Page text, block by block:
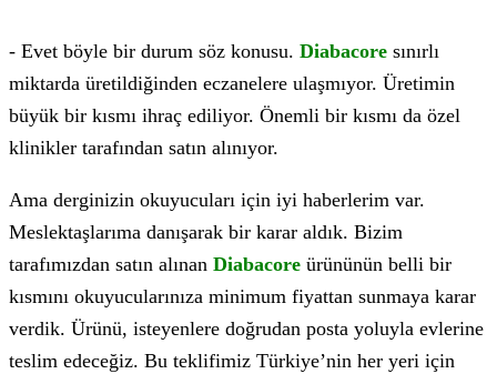
- Evet böyle bir durum söz konusu. Diabacore sınırlı
miktarda üretildiğinden eczanelere ulaşmıyor. Üretimin
büyük bir kısmı ihraç ediliyor. Önemli bir kısmı da özel
klinikler tarafından satın alınıyor.
Ama derginizin okuyucuları için iyi haberlerim var.
Meslektaşlarıma danışarak bir karar aldık. Bizim
tarafımızdan satın alınan Diabacore ürününün belli bir
kısmını okuyucularınıza minimum fiyattan sunmaya karar
verdik. Ürünü, isteyenlere doğrudan posta yoluyla evlerine
teslim edeceğiz. Bu teklifimiz Türkiye’nin her yeri için